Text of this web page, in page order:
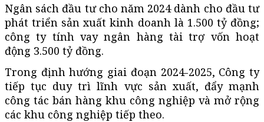
Ngân sách đầu tư cho năm 2024 dành cho đầu tư
phát triển sản xuất kinh doanh là 1.500 tỷ đồng;
công ty tính vay ngân hàng tài trợ vốn hoạt
động 3.500 tỷ đồng.
Trong định hướng giai đoạn 2024-2025, Công ty
tiếp tục duy trì lĩnh vực sản xuất, đẩy mạnh
công tác bán hàng khu công nghiệp và mở rộng
các khu công nghiệp tiếp theo.